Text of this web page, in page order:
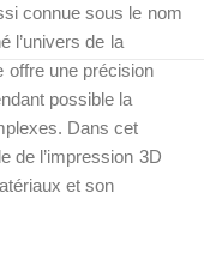
connue sous le nom
l’univers de la
offre une précision
possible la
Dans cet
de l’impression 3D
et son